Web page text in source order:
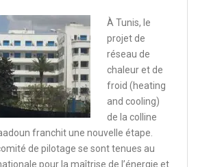
À Tunis, le
projet de
réseau de
chaleur et de
froid (heating
and cooling)
de la colline
franchit une nouvelle étape.
de pilotage se sont tenues au
pour la maîtrise de l’énergie et